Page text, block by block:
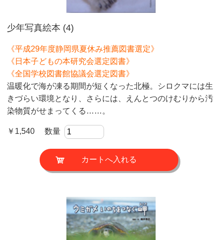
少年写真絵本 (4)
《平成29年度静岡県夏休み推薦図書選定》
《日本子どもの本研究会選定図書》
《全国学校図書館協議会選定図書》
温暖化で海が凍る期間が短くなった北極。シロクマには生
きづらい環境となり、さらには、えんとつのけむりから汚
染物質がせまってくる……。
￥1,540 数量